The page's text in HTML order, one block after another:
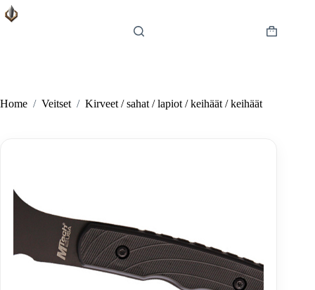
Skip
to
Shopping
Home / Veitset / Kirveet / sahat / lapiot / keihäät / keihäät